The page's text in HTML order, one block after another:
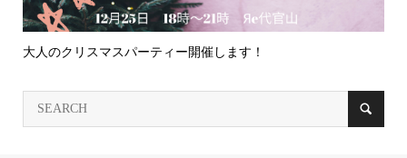
大人のクリスマスパーティー開催します！